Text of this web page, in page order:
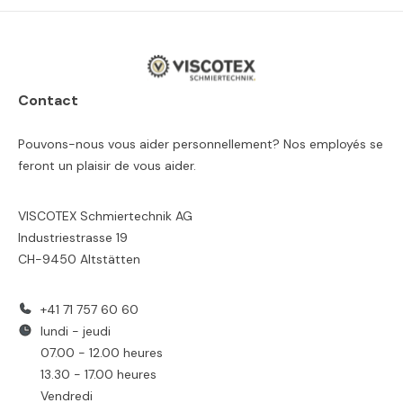
Contact
Pouvons-nous vous aider personnellement? Nos employés se
feront un plaisir de vous aider.
VISCOTEX Schmiertechnik AG
Industriestrasse 19
CH-9450 Altstätten
+41 71 757 60 60
lundi - jeudi
07.00 - 12.00 heures
13.30 - 17.00 heures
Vendredi